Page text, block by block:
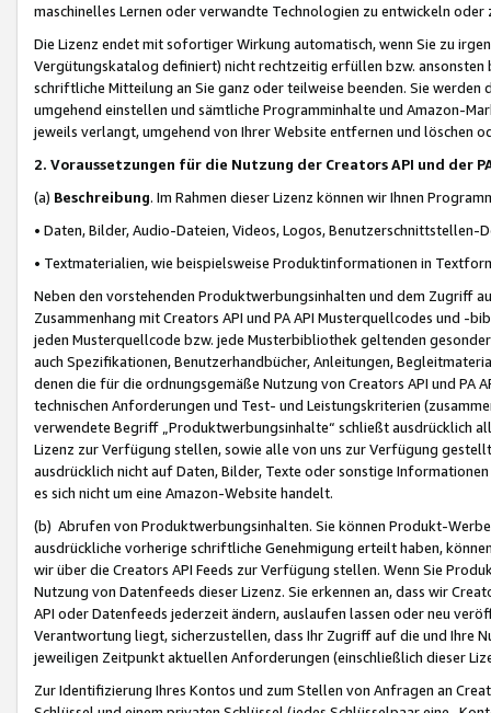
maschinelles Lernen oder verwandte Technologien zu entwickeln
Die Lizenz endet mit sofortiger Wirkung automatisch, wenn Sie zu
Vergütungskatalog definiert) nicht rechtzeitig erfüllen bzw. ansonsten
schriftliche Mitteilung an Sie ganz oder teilweise beenden. Sie werden
umgehend einstellen und sämtliche Programminhalte und Amazon-
jeweils verlangt, umgehend von Ihrer Website entfernen und löschen
2. Voraussetzungen für die Nutzung der Creators API und der
(a) Beschreibung. Im Rahmen dieser Lizenz können wir Ihnen
• Daten, Bilder, Audio-Dateien, Videos, Logos, Benutzerschnittstellen-
• Textmaterialien, wie beispielsweise Produktinformationen in
Neben den vorstehenden Produktwerbungsinhalten und dem Zugriff
Zusammenhang mit Creators API und PA API Musterquellcodes und
jeden Musterquellcode bzw. jede Musterbibliothek geltenden
auch Spezifikationen, Benutzerhandbücher, Anleitungen,
denen die für die ordnungsgemäße Nutzung von Creators API und PA
technischen Anforderungen und Test- und Leistungskriterien
verwendete Begriff „Produktwerbungsinhalte“ schließt ausdrücklich
Lizenz zur Verfügung stellen, sowie alle von uns zur Verfügung
ausdrücklich nicht auf Daten, Bilder, Texte oder sonstige
es sich nicht um eine Amazon-Website handelt.
(b) Abrufen von Produktwerbungsinhalten. Sie können Produkt-
ausdrückliche vorherige schriftliche Genehmigung erteilt haben,
wir über die Creators API Feeds zur Verfügung stellen. Wenn Sie
Nutzung von Datenfeeds dieser Lizenz. Sie erkennen an, dass wir
API oder Datenfeeds jederzeit ändern, auslaufen lassen oder neu
Verantwortung liegt, sicherzustellen, dass Ihr Zugriff auf die und Ihre
jeweiligen Zeitpunkt aktuellen Anforderungen (einschließlich dieser
Zur Identifizierung Ihres Kontos und zum Stellen von Anfragen an